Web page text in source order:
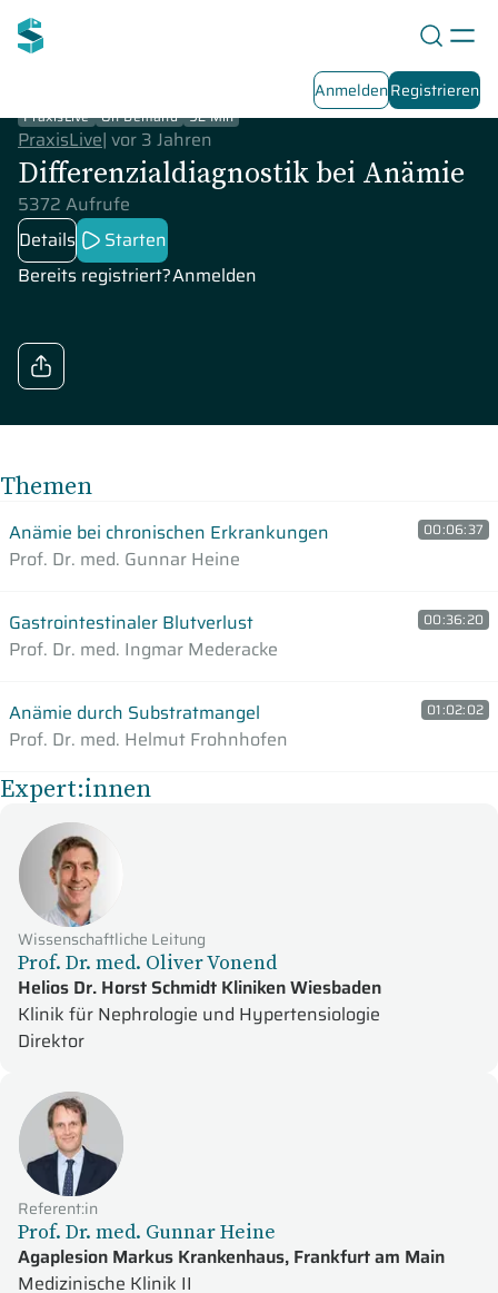
AnmeldenRegistrieren
PraxisLive On-Demand 92 Min
PraxisLive| vor 3 Jahren
Differenzialdiagnostik bei Anämie
5372 Aufrufe
Details
Starten
Bereits registriert?Anmelden
Themen
Anämie bei chronischen Erkrankungen
Prof. Dr. med. Gunnar Heine
00:06:37
Gastrointestinaler Blutverlust
Prof. Dr. med. Ingmar Mederacke
00:36:20
Anämie durch Substratmangel
Prof. Dr. med. Helmut Frohnhofen
01:02:02
Expert:innen
Wissenschaftliche Leitung
Prof. Dr. med. Oliver Vonend
Helios Dr. Horst Schmidt Kliniken Wiesbaden
Klinik für Nephrologie und Hypertensiologie
Direktor
Referent:in
Prof. Dr. med. Gunnar Heine
Agaplesion Markus Krankenhaus, Frankfurt am Main
Medizinische Klinik II